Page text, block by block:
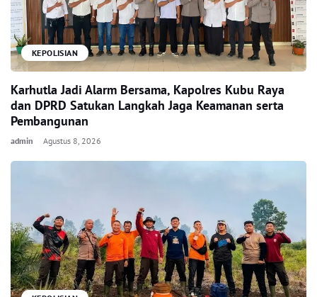
KEPOLISIAN
Karhutla Jadi Alarm Bersama, Kapolres Kubu Raya
dan DPRD Satukan Langkah Jaga Keamanan serta
Pembangunan
admin Agustus 8, 2026